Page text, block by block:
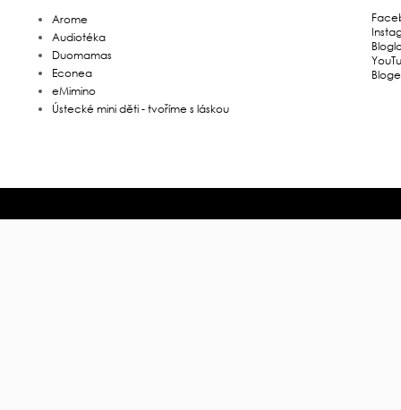
Arome
Audiotéka
Duomamas
Econea
eMimino
Ústecké mini děti - tvoříme s láskou